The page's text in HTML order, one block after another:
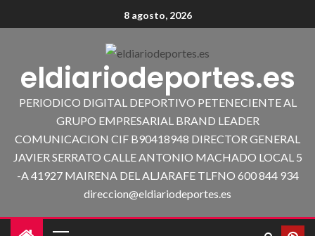
8 agosto, 2026
eldiariodeportes.es
PERIODICO DIGITAL DEPORTIVO PETENECIENTE AL
GRUPO EMPRESARIAL BRAND LEADER
COMUNICACION CIF B90418948 DIRECTOR GENERAL
JAVIER SERRATO CALLE ANTONIO MACHADO LOCAL 5
-A 41927 MAIRENA DEL ALJARAFE TLFNO 600 844 934
direccion@eldiariodeportes.es